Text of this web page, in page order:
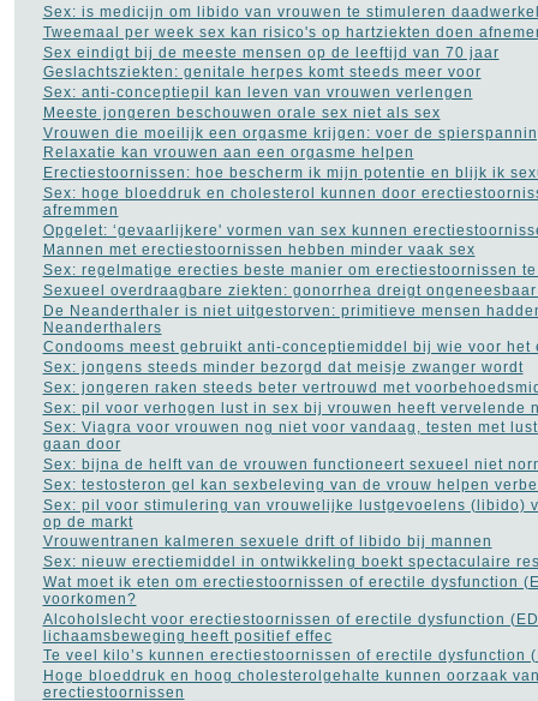
Slechte adem(5)
Stress(45)
Trombose(1)
Vaginale infecties(10)
Vaginisme - schedekramp
(2)
Verkoudheid (12)
Vitamines(77)
Voedingssupplementen
(110)
Voet - pijn aan de voet
Ziekte van Bechterew(1)
Ziekte van Crohn(3)
NAVIGATIE
Contact
Populaire inhoud
Links naar medische sites
Sex: is medicijn om libido van vrouwen te stimuleren
Tweemaal per week sex kan risico's op hartziekten doen
Sex eindigt bij de meeste mensen op de leeftijd van 70 jaar
Geslachtsziekten: genitale herpes komt steeds meer voor
Sex: anti-conceptiepil kan leven van vrouwen verlengen
Meeste jongeren beschouwen orale sex niet als sex
Vrouwen die moeilijk een orgasme krijgen: voer de
Relaxatie kan vrouwen aan een orgasme helpen
Erectiestoornissen: hoe bescherm ik mijn potentie en blijk ik
Sex: hoge bloeddruk en cholesterol kunnen door
afremmen
Opgelet: ‘gevaarlijkere' vormen van sex kunnen
Mannen met erectiestoornissen hebben minder vaak sex
Sex: regelmatige erecties beste manier om erectiestoornissen
Sexueel overdraagbare ziekten: gonorrhea dreigt
De Neanderthaler is niet uitgestorven: primitieve mensen
Neanderthalers
Condooms meest gebruikt anti-conceptiemiddel bij wie voor het
Sex: jongens steeds minder bezorgd dat meisje zwanger wordt
Sex: jongeren raken steeds beter vertrouwd met
Sex: pil voor verhogen lust in sex bij vrouwen heeft vervelende
Sex: Viagra voor vrouwen nog niet voor vandaag, testen met
gaan door
Sex: bijna de helft van de vrouwen functioneert sexueel niet
Sex: testosteron gel kan sexbeleving van de vrouw helpen
Sex: pil voor stimulering van vrouwelijke lustgevoelens (libido)
op de markt
Vrouwentranen kalmeren sexuele drift of libido bij mannen
Sex: nieuw erectiemiddel in ontwikkeling boekt spectaculaire
Wat moet ik eten om erectiestoornissen of erectile dysfunction
voorkomen?
Alcoholslecht voor erectiestoornissen of erectile dysfunction
lichaamsbeweging heeft positief effec
Te veel kilo’s kunnen erectiestoornissen of erectile dysfunction
Hoge bloeddruk en hoog cholesterolgehalte kunnen oorzaak
erectiestoornissen